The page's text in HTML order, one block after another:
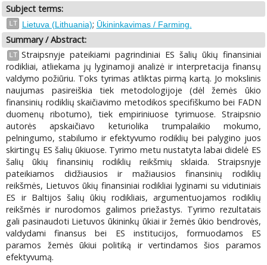
Subject terms:
LT Lietuva (Lithuania); Ūkininkavimas / Farming.
Summary / Abstract:
LT Straipsnyje pateikiami pagrindiniai ES šalių ūkių finansiniai
rodikliai, atliekama jų lyginamoji analizė ir interpretacija finansų
valdymo požiūriu. Toks tyrimas atliktas pirmą kartą. Jo mokslinis
naujumas pasireiškia tiek metodologijoje (dėl žemės ūkio
finansinių rodiklių skaičiavimo metodikos specifiškumo bei FADN
duomenų ribotumo), tiek empiriniuose tyrimuose. Straipsnio
autorės apskaičiavo keturiolika trumpalaikio mokumo,
pelningumo, stabilumo ir efektyvumo rodiklių bei palygino juos
skirtingų ES šalių ūkiuose. Tyrimo metu nustatyta labai didelė ES
šalių ūkių finansinių rodiklių reikšmių sklaida. Straipsnyje
pateikiamos didžiausios ir mažiausios finansinių rodiklių
reikšmės, Lietuvos ūkių finansiniai rodikliai lyginami su vidutiniais
ES ir Baltijos šalių ūkių rodikliais, argumentuojamos rodiklių
reikšmės ir nurodomos galimos priežastys. Tyrimo rezultatais
gali pasinaudoti Lietuvos ūkininkų ūkiai ir žemės ūkio bendrovės,
valdydami finansus bei ES institucijos, formuodamos ES
paramos žemės ūkiui politiką ir vertindamos šios paramos
efektyvumą.